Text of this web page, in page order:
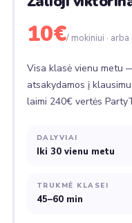
10€/ mokiniui ·
Visa klasė vienu metu
atsakydamos į
laimi 240€ vertės
DALYVIAI
Iki 30 vienu metu
TRUKMĖ KLASEI
45–60 min